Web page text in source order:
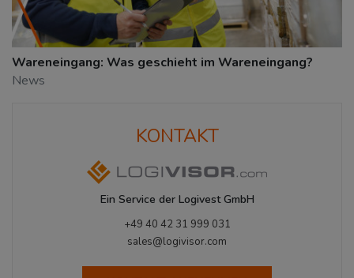
Wareneingang: Was geschieht im Wareneingang?
News
KONTAKT
Ein Service der Logivest GmbH
+49 40 42 31 999 031
sales@logivisor.com